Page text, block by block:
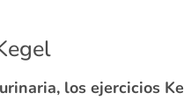
los ejercicios